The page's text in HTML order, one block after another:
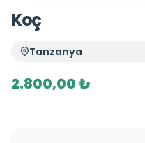
Koç
Tanzanya
2.800,00 ₺